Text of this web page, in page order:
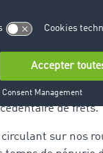
véhicules
ne pourrait
et des
des plateformes
de frets.
sur nos